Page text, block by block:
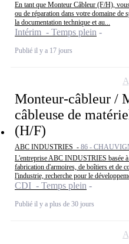
En tant que Monteur Câbleur (F/H),
ou de réparation dans votre domaine de
la documentation technique et au...
Intérim - Temps plein
Publié il y a 17 jours
Monteur-câbleur /
câbleuse de
(H/F)
ABC INDUSTRIES - 86 -
L'entreprise ABC INDUSTRIES basée
fabrication d'armoires, de boîtiers et de
l'industrie, recherche pour le
CDI - Temps plein
Publié il y a plus de 30 jours